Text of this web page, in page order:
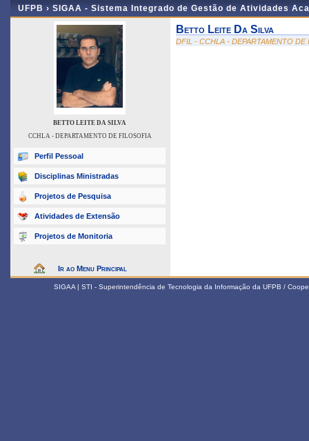
UFPB › SIGAA - Sistema Integrado de Gestão de Atividades
BETTO LEITE DA SILVA
CCHLA - DEPARTAMENTO DE FILOSOFIA
Perfil Pessoal
Disciplinas Ministradas
Projetos de Pesquisa
Atividades de Extensão
Projetos de Monitoria
Ir ao Menu Principal
Betto Leite Da Silva
DFIL - CCHLA - DEPARTAMENTO DE
SIGAA | STI - Superintendência de Tecnologia da Informação da UFPB /